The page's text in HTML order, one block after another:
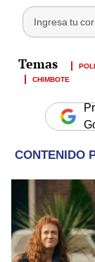
CHIMBOTE